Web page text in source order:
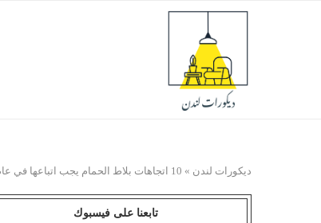
ديكورات لندن » 10 اتجاهات بلاط الحمام يجب اتباعها في عام 2020 وما بعده
تابعنا على فيسبوك